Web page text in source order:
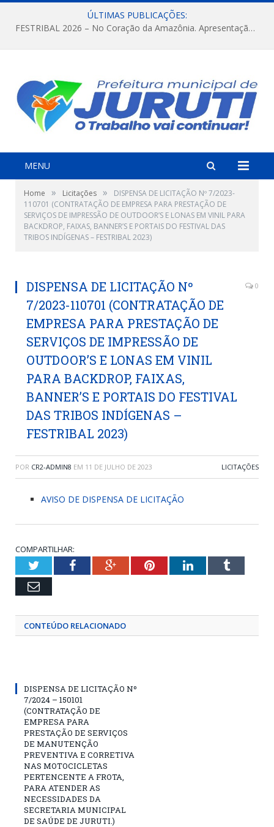
ÚLTIMAS PUBLICAÇÕES:
FESTRIBAL 2026 – No Coração da Amazônia. Apresentação da Munduruku.
MENU
Home » Licitações »
DISPENSA DE LICITAÇÃO Nº 7/2023-
110701 (CONTRATAÇÃO DE EMPRESA PARA PRESTAÇÃO DE
SERVIÇOS DE IMPRESSÃO DE OUTDOOR’S E LONAS EM VINIL PARA
BACKDROP, FAIXAS, BANNER’S E PORTAIS DO FESTIVAL DAS
TRIBOS INDÍGENAS – FESTRIBAL 2023)
DISPENSA DE LICITAÇÃO Nº
7/2023-110701 (CONTRATAÇÃO DE
EMPRESA PARA PRESTAÇÃO DE
SERVIÇOS DE IMPRESSÃO DE
OUTDOOR’S E LONAS EM VINIL
PARA BACKDROP, FAIXAS,
BANNER’S E PORTAIS DO FESTIVAL
DAS TRIBOS INDÍGENAS –
FESTRIBAL 2023)
0
POR CR2-ADMIN8 EM 11 DE JULHO DE 2023 LICITAÇÕES
AVISO DE DISPENSA DE LICITAÇÃO
COMPARTILHAR:
TwitterFacebookGoogle+PinterestLinkedInTumblr
Email
CONTEÚDO RELACIONADO
DISPENSA DE LICITAÇÃO Nº
7/2024 – 150101
(CONTRATAÇÃO DE
EMPRESA PARA
PRESTAÇÃO DE SERVIÇOS
DE MANUTENÇÃO
PREVENTIVA E CORRETIVA
NAS MOTOCICLETAS
PERTENCENTE A FROTA,
PARA ATENDER AS
NECESSIDADES DA
SECRETARIA MUNICIPAL
DE SAÚDE DE JURUTI.)